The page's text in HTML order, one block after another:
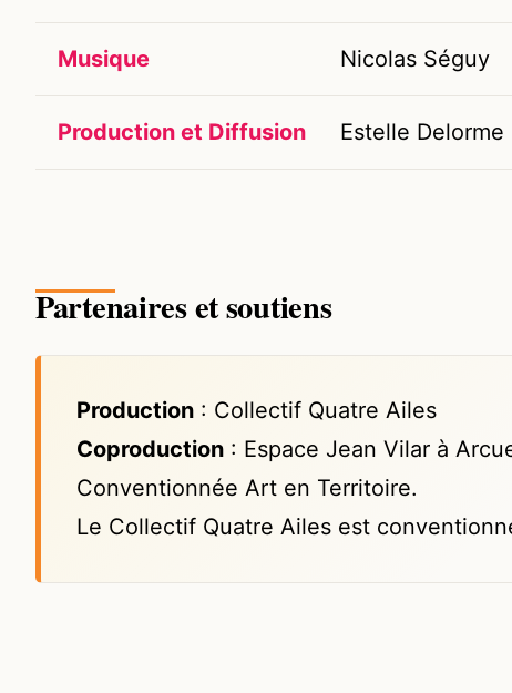
Musique Nicolas Séguy
Production et Diffusion Estelle Delorme
Partenaires et soutiens
Production : Collectif Quatre Ailes
Coproduction : Espace Jean Vilar à
Conventionnée Art en Territoire.
Le Collectif Quatre Ailes est